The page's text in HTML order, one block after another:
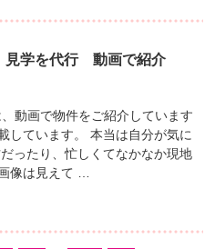
見学を代行 動画で紹介
動画で物件をご紹介しています
しています。 本当は自分が気に
ったり、忙しくてなかなか現地
像は見えて …